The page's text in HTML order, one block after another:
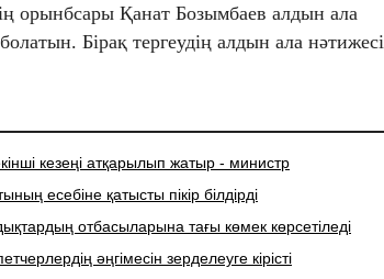
орынбсары Қанат Бозымбаев алдын ала
Бірақ тергеудің алдын ала нәтижесі
кезеңі атқарылып жатыр - министр
есебіне қатысты пікір білдірді
отбасыларына тағы көмек көрсетіледі
әңгімесін зерделеуге кірісті